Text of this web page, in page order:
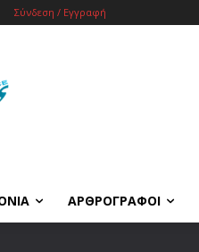
Σύνδεση / Εγγραφή
ΑΡΘΡΟΓΡΑΦΟΙ